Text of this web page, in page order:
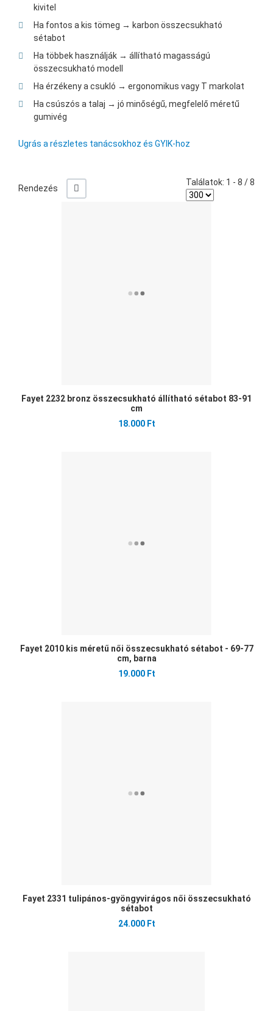
kivitel
Ha fontos a kis tömeg → karbon összecsukható
sétabot
Ha többek használják → állítható magasságú
összecsukható modell
Ha érzékeny a csukló → ergonomikus vagy T markolat
Ha csúszós a talaj → jó minőségű, megfelelő méretű
gumivég
Ugrás a részletes tanácsokhoz és GYIK-hoz
Rendezés +/-
Találatok: 1 - 8 / 8
Fayet 2232 bronz összecsukható állítható sétabot 83-91
cm
18.000 Ft
Fayet 2010 kis méretű női összecsukható sétabot - 69-77
cm, barna
19.000 Ft
Fayet 2331 tulipános-gyöngyvirágos női összecsukható
sétabot
24.000 Ft